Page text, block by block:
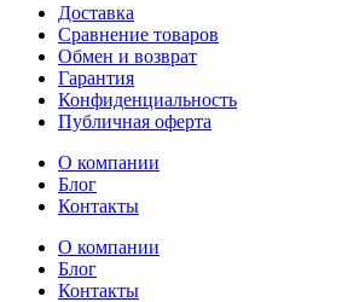
Доставка
Сравнение товаров
Обмен и возврат
Гарантия
Конфиденциальность
Публичная оферта
О компании
Блог
Контакты
О компании
Блог
Контакты